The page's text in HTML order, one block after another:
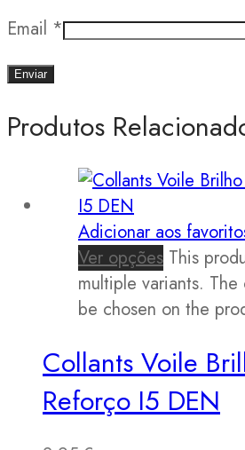
Email *
Produtos
Adicionar aos
Ver opções This
multiple variants.
be chosen on the
Collants Voile
Reforço I5 DEN